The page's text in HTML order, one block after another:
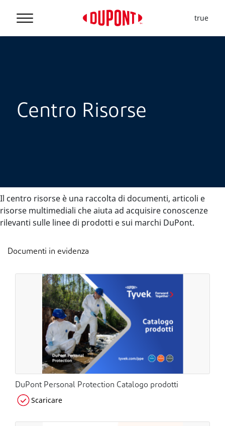
true
Centro Risorse
Il centro risorse è una raccolta di documenti, articoli e
risorse multimediali che aiuta ad acquisire conoscenze
rilevanti sulle linee di prodotti e sui marchi DuPont.
Documenti in evidenza
DuPont Personal Protection Catalogo prodotti
Scaricare